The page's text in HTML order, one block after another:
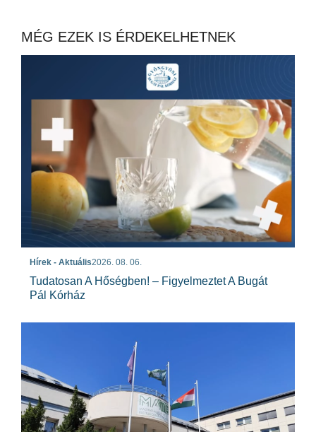
MÉG EZEK IS ÉRDEKELHETNEK
Hírek - Aktuális2026. 08. 06.
Tudatosan A Hőségben! – Figyelmeztet A Bugát
Pál Kórház